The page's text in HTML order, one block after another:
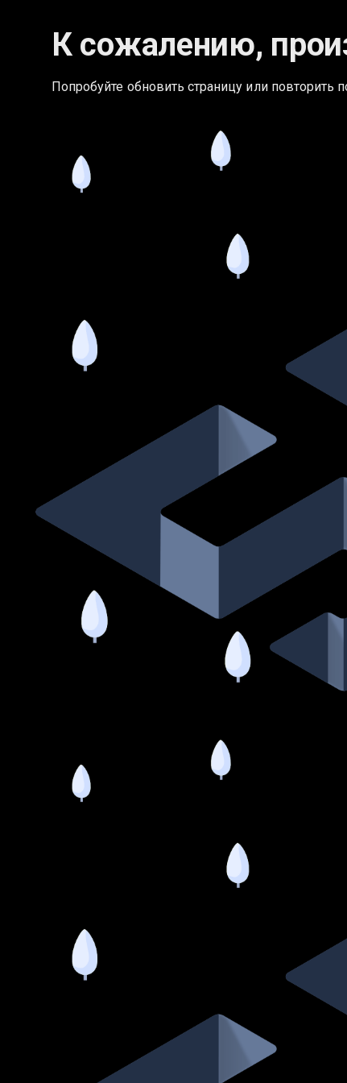
К сожалению,
Попробуйте обновить страницу или повторить